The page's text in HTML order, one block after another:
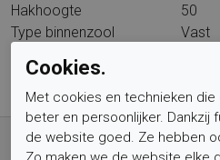
Hakhoogte
50
Type binnenzool
Vast
Gratis verzending vanaf € 59,- (voor
Bestel nu, betaal achteraf met
Cookies.
Met cookies en technieken die
beter en persoonlijker. Dankzij
de website goed. Ze hebben